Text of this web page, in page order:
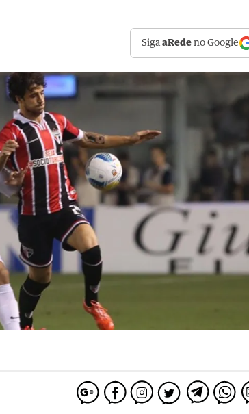
SigaaRede no Google